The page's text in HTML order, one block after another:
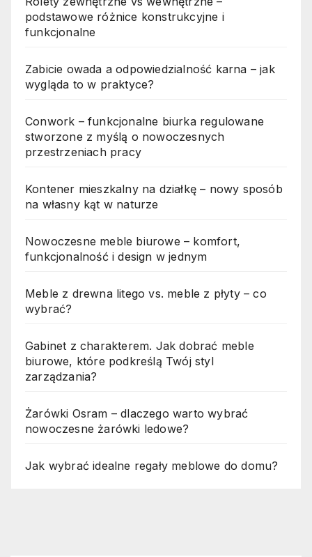
podstawowe różnice konstrukcyjne i
funkcjonalne
Zabicie owada a odpowiedzialność karna – jak
wygląda to w praktyce?
Conwork – funkcjonalne biurka regulowane
stworzone z myślą o nowoczesnych
przestrzeniach pracy
Kontener mieszkalny na działkę – nowy sposób
na własny kąt w naturze
Nowoczesne meble biurowe – komfort,
funkcjonalność i design w jednym
Meble z drewna litego vs. meble z płyty – co
wybrać?
Gabinet z charakterem. Jak dobrać meble
biurowe, które podkreślą Twój styl
zarządzania?
Żarówki Osram – dlaczego warto wybrać
nowoczesne żarówki ledowe?
Jak wybrać idealne regały meblowe do domu?